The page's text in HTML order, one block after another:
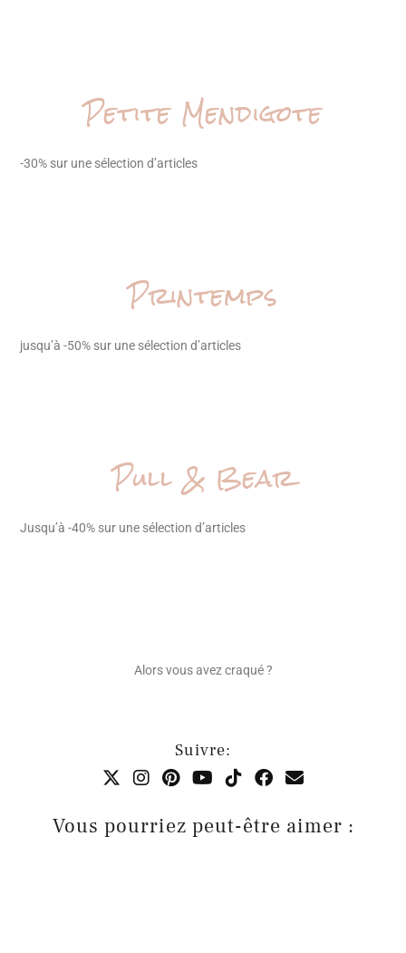
Petite Mendigote
-30% sur une sélection d’articles
Printemps
jusqu’à -50% sur une sélection d’articles
Pull & Bear
Jusqu’à -40% sur une sélection d’articles
Alors vous avez craqué ?
Suivre:
Vous pourriez peut-être aimer :